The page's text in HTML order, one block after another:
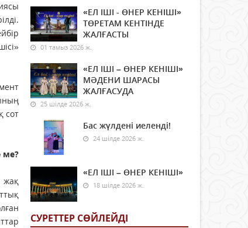
сот
ме?
жақ
«ЕЛ ІШІ - ӨНЕР КЕНІШІ»
ТӨРЕТАМ КЕНТІНДЕ
ЖАЛҒАСТЫ
01 тамыз 2026 ж.
«ЕЛ ІШІ – ӨНЕР КЕНІШІ»
МӘДЕНИ ШАРАСЫ
ЖАЛҒАСУДА
25 шілде 2026 ж.
Бас жүлдені иеленді!
24 шілде 2026 ж.
«ЕЛ ІШІ – ӨНЕР КЕНІШІ»
18 шілде 2026 ж.
СУРЕТТЕР СӨЙЛЕЙДI